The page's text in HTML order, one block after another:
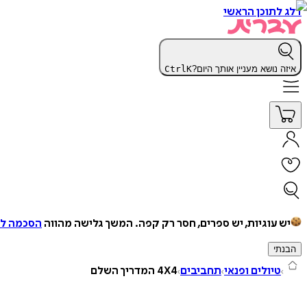
דלג לתוכן הראשי
איזה נושא מעניין אותך היום? CtrlK
יש עוגיות, יש ספרים, חסר רק קפה. המשך גלישה מהווה הסכמה
הבנתי
טיולים ופנאי תחביבים 4X4 המדריך השלם